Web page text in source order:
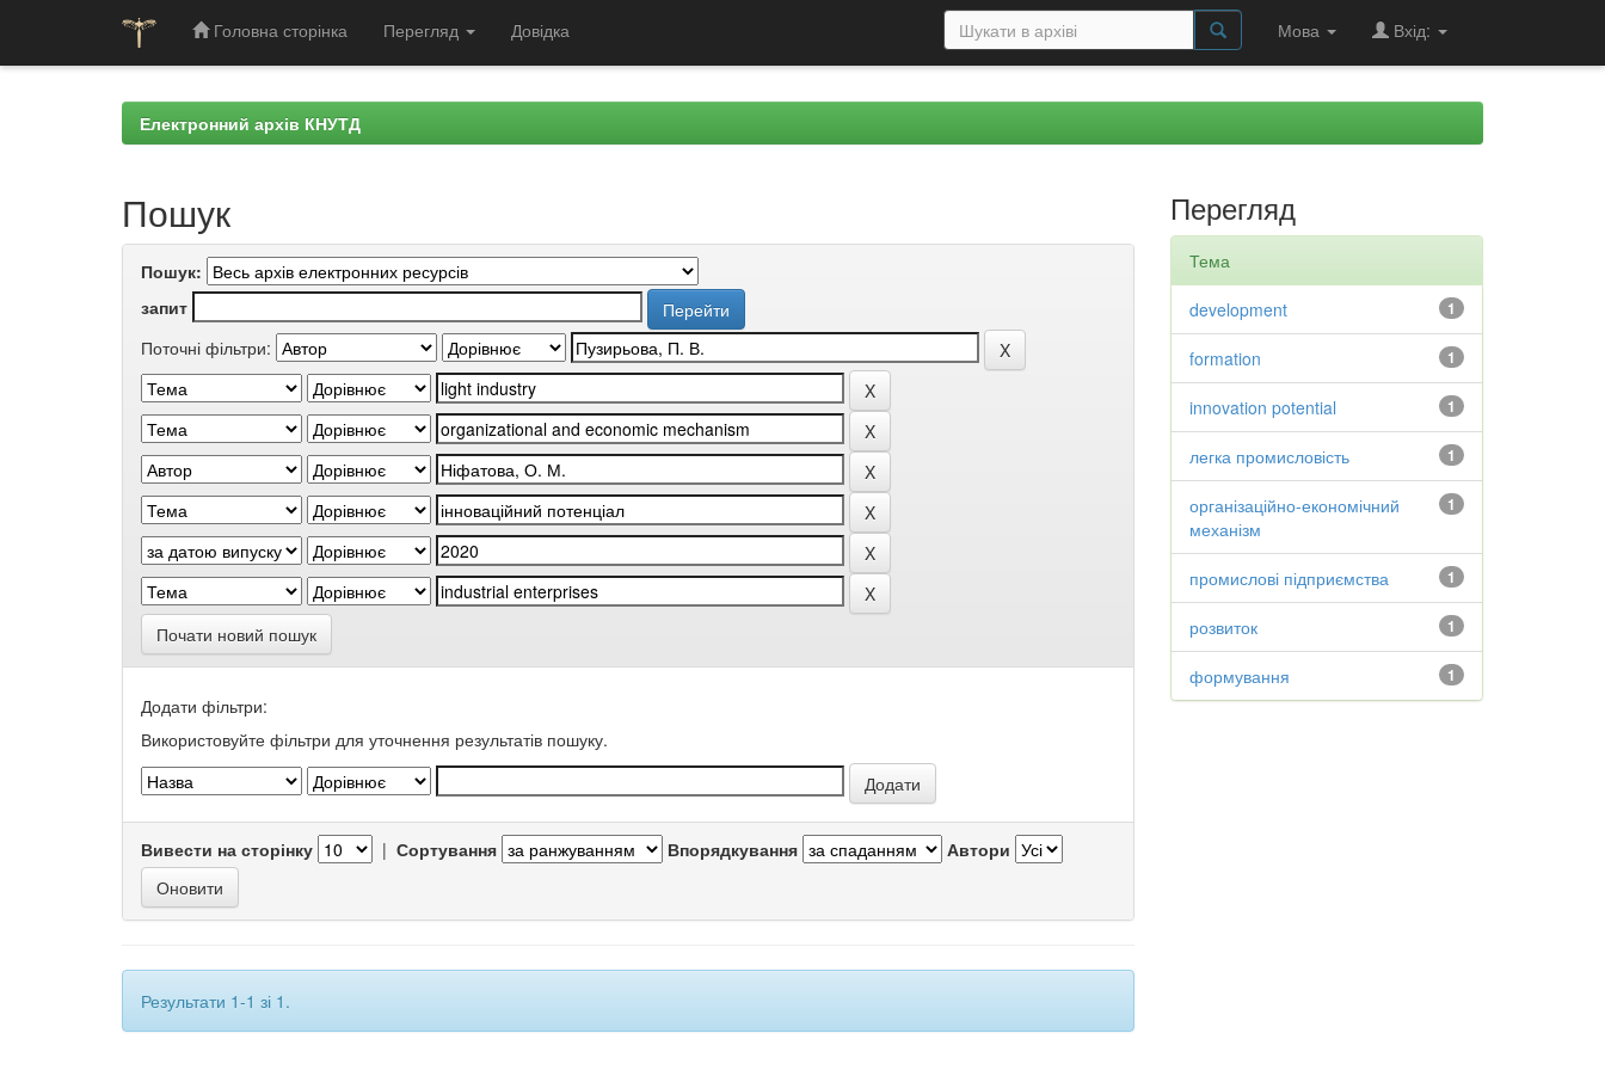
Головна сторінка Перегляд Довідка Мова Вхід:
Електронний архів КНУТД
Пошук
Пошук:
запит
Поточні фільтри:
Почати новий пошук
Додати фільтри:
Використовуйте фільтри для уточнення результатів пошуку.
Вивести на сторінку | Сортування Впорядкування Автори
Результати 1-1 зі 1.
Перегляд
Тема
1
development
1
formation
1
innovation potential
1
легка промисловість
1
організаційно-економічний
механізм
1
промислові підприємства
1
розвиток
1
формування